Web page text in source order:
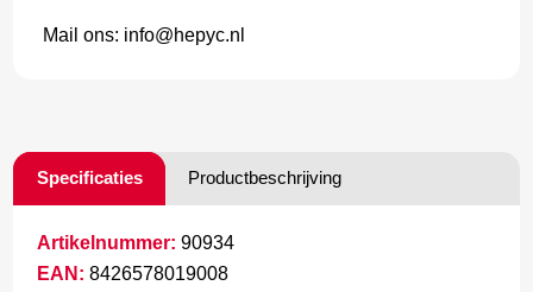
Mail ons: info@hepyc.nl
Specificaties Productbeschrijving
Artikelnummer: 90934
EAN: 8426578019008